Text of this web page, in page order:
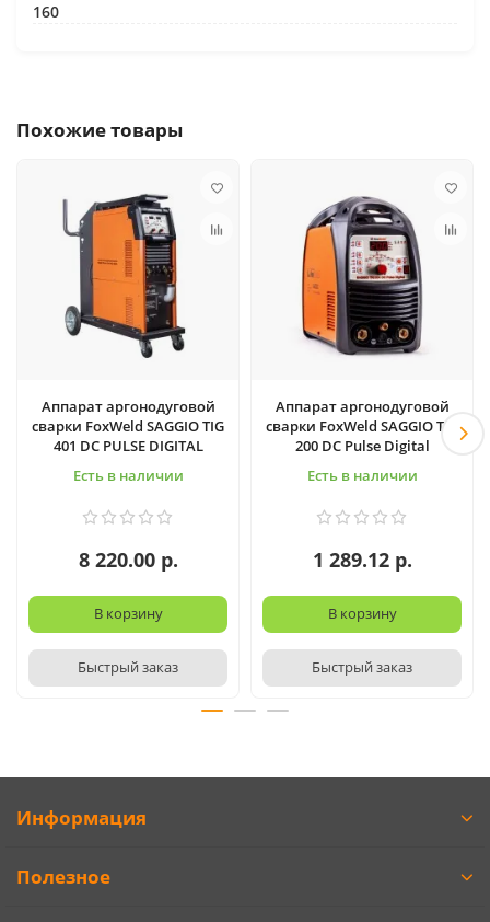
160
Похожие товары
Аппарат аргонодуговой
сварки FoxWeld SAGGIO TIG
401 DC PULSE DIGITAL
Есть в наличии
8 220.00 р.
В корзину
Быстрый заказ
Аппарат аргонодуговой
сварки FoxWeld SAGGIO TIG
200 DC Pulse Digital
Есть в наличии
1 289.12 р.
В корзину
Быстрый заказ
Информация
Полезное